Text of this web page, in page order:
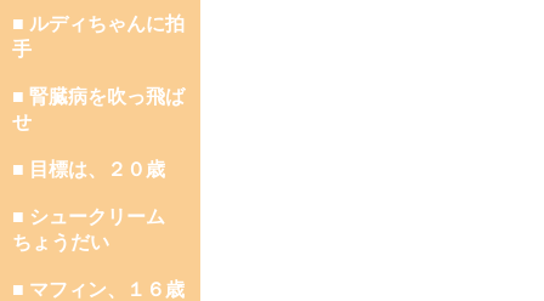
■ ルディちゃんに拍
手
■ 腎臓病を吹っ飛ば
せ
■ 目標は、２０歳
■ シュークリーム
ちょうだい
■ マフィン、１６歳